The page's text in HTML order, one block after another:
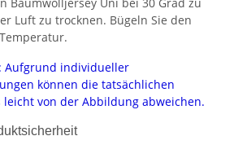
Luft zu trocknen. Bügeln Sie den
Aufgrund individueller
können die tatsächlichen
leicht von der Abbildung abweichen.